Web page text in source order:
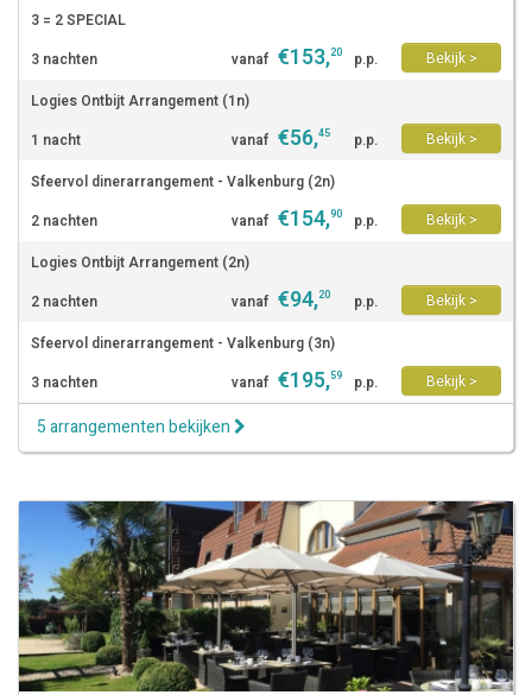
3 = 2 SPECIAL
3 nachten
vanaf €153,20 p.p.
Bekijk >
Logies Ontbijt Arrangement (1n)
1 nacht
vanaf €56,45 p.p.
Bekijk >
Sfeervol dinerarrangement - Valkenburg (2n)
2 nachten
vanaf €154,90 p.p.
Bekijk >
Logies Ontbijt Arrangement (2n)
2 nachten
vanaf €94,20 p.p.
Bekijk >
Sfeervol dinerarrangement - Valkenburg (3n)
3 nachten
vanaf €195,59 p.p. Bekijk >
5 arrangementen bekijken